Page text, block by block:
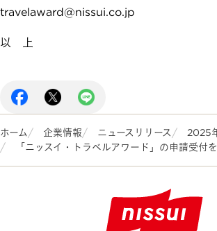
travelaward@nissui.co.jp
以 上
ホーム 企業情報 ニュースリリース
2025
「ニッスイ・トラベルアワード」の申請受付